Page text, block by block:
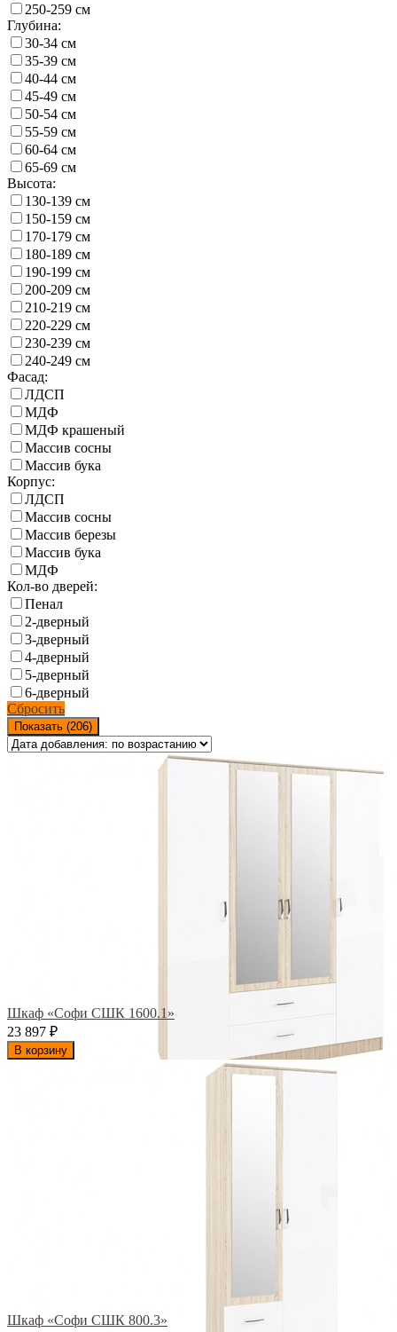
250-259 см
Глубина:
30-34 см
35-39 см
40-44 см
45-49 см
50-54 см
55-59 см
60-64 см
65-69 см
Высота:
130-139 см
150-159 см
170-179 см
180-189 см
190-199 см
200-209 см
210-219 см
220-229 см
230-239 см
240-249 см
Фасад:
ЛДСП
МДФ
МДФ крашеный
Массив сосны
Массив бука
Корпус:
ЛДСП
Массив сосны
Массив березы
Массив бука
МДФ
Кол-во дверей:
Пенал
2-дверный
3-дверный
4-дверный
5-дверный
6-дверный
Сбросить
Показать (206)
Шкаф «Софи СШК 1600.1»
23 897 ₽
В корзину
Шкаф «Софи СШК 800.3»